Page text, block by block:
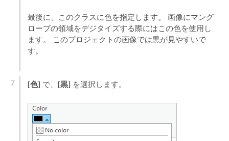
最後に、このクラスに色を指定します。 画像にマング
ローブの領域をデジタイズする際にはこの色を使用し
ます。 このプロジェクトの画像では黒が見やすいで
す。
[色] で、 [黒] を選択します。